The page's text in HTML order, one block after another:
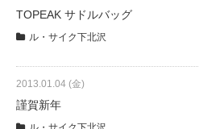
TOPEAK サドルバッグ
ル・サイク下北沢
2013.01.04 (金)
謹賀新年